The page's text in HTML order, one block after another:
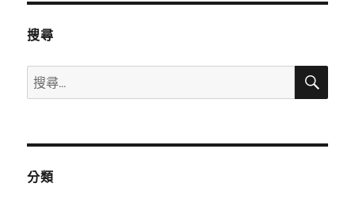
搜尋
搜
尋
鍵
搜
分類